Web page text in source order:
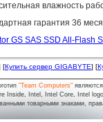
влажность
гарантия 36
GS SAS SSD All-Flash
[Купить сервер GIGABYTE] [
"Team Computers"
Inside, Intel, Intel Core, Intel
товарными знаками,